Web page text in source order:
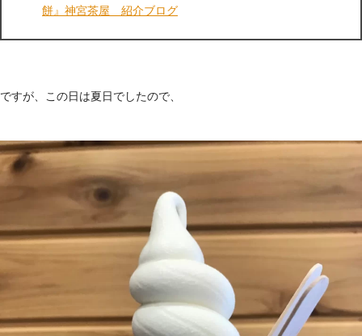
餅』神宮茶屋 紹介ブログ
ですが、この日は夏日でしたので、